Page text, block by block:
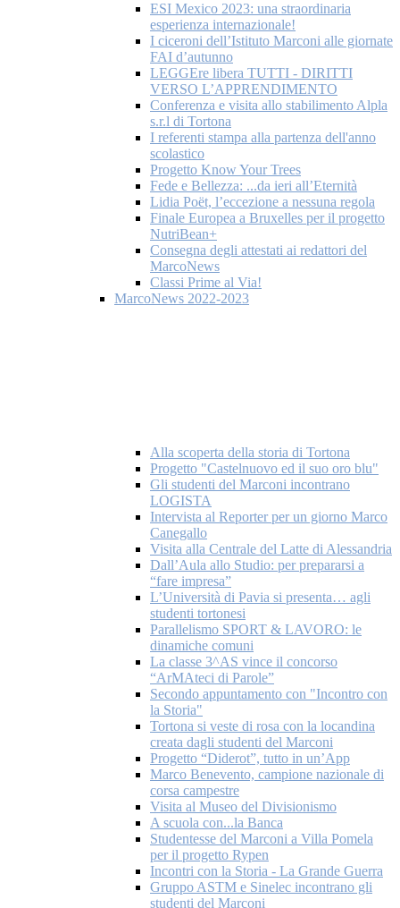
ESI Mexico 2023: una straordinaria
esperienza internazionale!
I ciceroni dell’Istituto Marconi alle giornate
FAI d’autunno
LEGGEre libera TUTTI - DIRITTI
VERSO L’APPRENDIMENTO
Conferenza e visita allo stabilimento Alpla
s.r.l di Tortona
I referenti stampa alla partenza dell'anno
scolastico
Progetto Know Your Trees
Fede e Bellezza: ...da ieri all’Eternità
Lidia Poët, l’eccezione a nessuna regola
Finale Europea a Bruxelles per il progetto
NutriBean+
Consegna degli attestati ai redattori del
MarcoNews
Classi Prime al Via!
MarcoNews 2022-2023
Alla scoperta della storia di Tortona
Progetto "Castelnuovo ed il suo oro blu"
Gli studenti del Marconi incontrano
LOGISTA
Intervista al Reporter per un giorno Marco
Canegallo
Visita alla Centrale del Latte di Alessandria
Dall’Aula allo Studio: per prepararsi a
“fare impresa”
L’Università di Pavia si presenta… agli
studenti tortonesi
Parallelismo SPORT & LAVORO: le
dinamiche comuni
La classe 3^AS vince il concorso
“ArMAteci di Parole”
Secondo appuntamento con "Incontro con
la Storia"
Tortona si veste di rosa con la locandina
creata dagli studenti del Marconi
Progetto “Diderot”, tutto in un’App
Marco Benevento, campione nazionale di
corsa campestre
Visita al Museo del Divisionismo
A scuola con...la Banca
Studentesse del Marconi a Villa Pomela
per il progetto Rypen
Incontri con la Storia - La Grande Guerra
Gruppo ASTM e Sinelec incontrano gli
studenti del Marconi